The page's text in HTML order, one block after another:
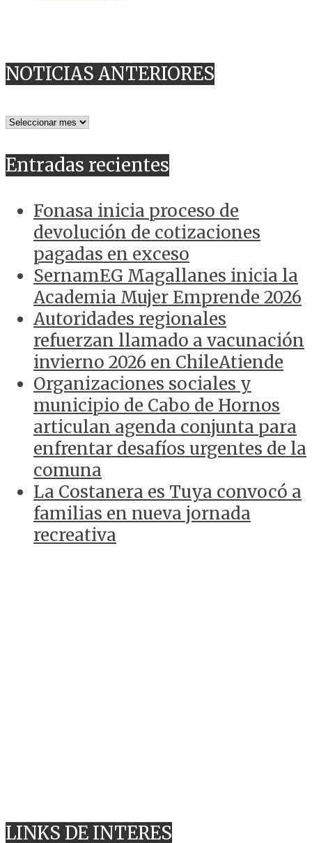
NOTICIAS ANTERIORES
NOTICIAS
Entradas recientes
Fonasa inicia proceso de
devolución de cotizaciones
pagadas en exceso
SernamEG Magallanes inicia la
Academia Mujer Emprende 2026
Autoridades regionales
refuerzan llamado a vacunación
invierno 2026 en ChileAtiende
Organizaciones sociales y
municipio de Cabo de Hornos
articulan agenda conjunta para
enfrentar desafíos urgentes de la
comuna
La Costanera es Tuya convocó a
familias en nueva jornada
recreativa
LINKS DE INTERES